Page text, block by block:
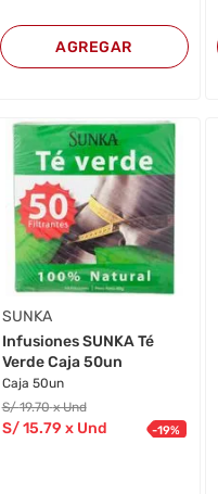
AGREGAR
SUNKA
Infusiones SUNKA Té
Verde Caja 50un
Caja 50un
S/19.70 x Und
S/15.79 x Und -19%